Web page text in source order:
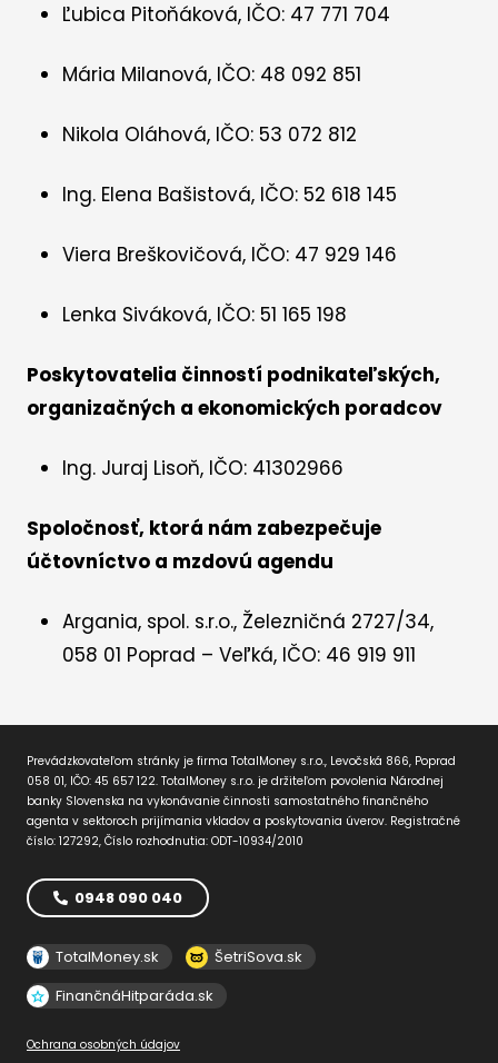
Ľubica Pitoňáková, IČO: 47 771 704
Mária Milanová, IČO: 48 092 851
Nikola Oláhová, IČO: 53 072 812
Ing. Elena Bašistová, IČO: 52 618 145
Viera Breškovičová, IČO: 47 929 146
Lenka Siváková, IČO: 51 165 198
Poskytovatelia činností podnikateľských,
organizačných a ekonomických poradcov
Ing. Juraj Lisoň, IČO: 41302966
Spoločnosť, ktorá nám zabezpečuje
účtovníctvo a mzdovú agendu
Argania, spol. s.r.o., Železničná 2727/34,
058 01 Poprad – Veľká, IČO: 46 919 911
Prevádzkovateľom stránky je firma TotalMoney s.r.o., Levočská 866, Poprad
058 01, IČO: 45 657 122. TotalMoney s.r.o. je držiteľom povolenia Národnej
banky Slovenska na vykonávanie činnosti samostatného finančného
agenta v sektoroch prijímania vkladov a poskytovania úverov. Registračné
číslo: 127292, Číslo rozhodnutia: ODT-10934/2010
0948 090 040
TotalMoney.sk
ŠetriSova.sk
FinančnáHitparáda.sk
Ochrana osobných údajov